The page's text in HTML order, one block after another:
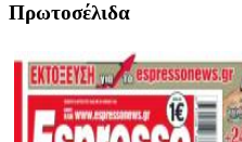
Πρωτοσέλιδα